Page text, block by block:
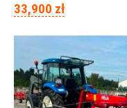
33,900 zł